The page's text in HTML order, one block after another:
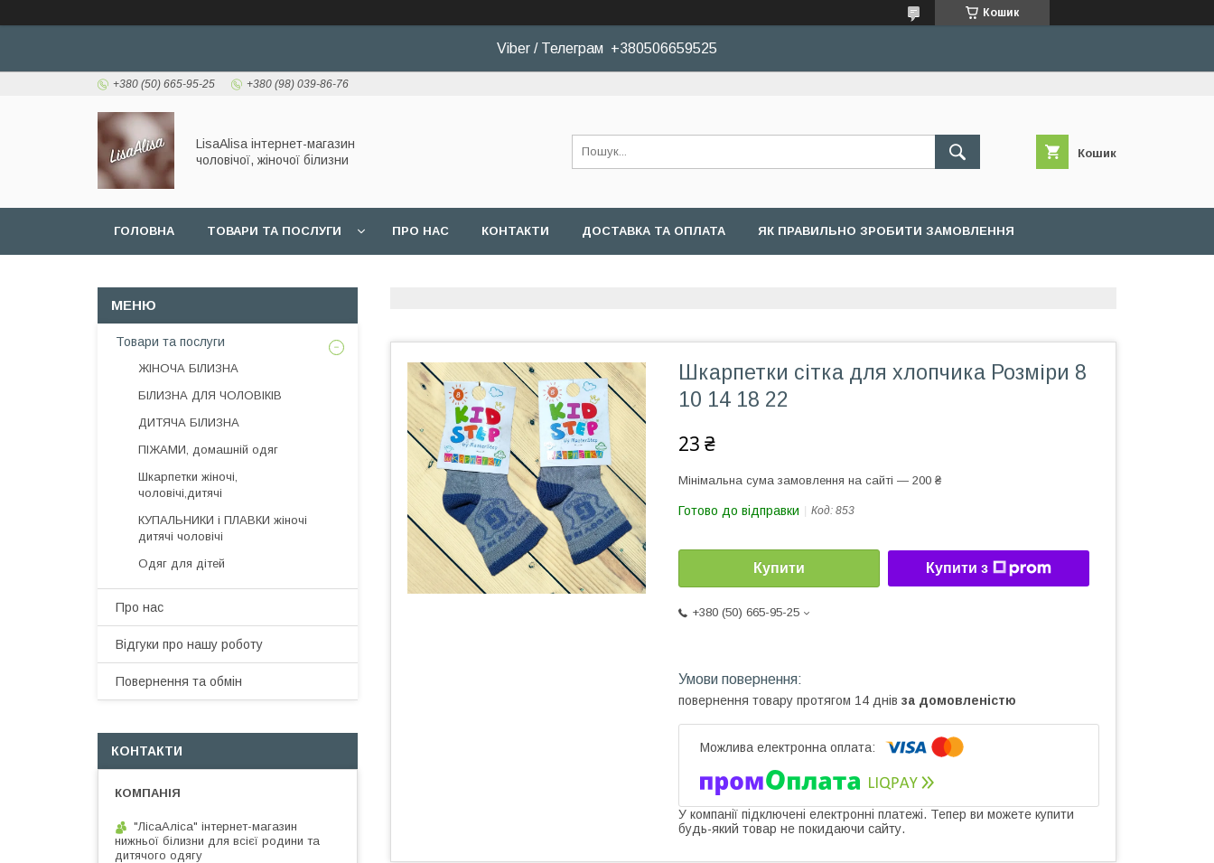
Кошик
Viber / Телеграм +380506659525
+380 (50) 665-95-25 +380 (98) 039-86-76
LisaAlisa інтернет-магазин
чоловічої, жіночої білизни
Кошик
ГОЛОВНА ТОВАРИ ТА ПОСЛУГИ ПРО НАС КОНТАКТИ ДОСТАВКА ТА ОПЛАТА ЯК ПРАВИЛЬНО ЗРОБИТИ ЗАМОВЛЕННЯ
Шкарпетки сітка для хлопчика Розміри 8
10 14 18 22
23 ₴
Мінімальна сума замовлення на сайті — 200 ₴
Готово до відправки Код: 853
Купити Купити з
+380 (50) 665-95-25
повернення товару протягом 14 днів за домовленістю
У компанії підключені електронні платежі. Тепер ви можете купити
будь-який товар не покидаючи сайту.
Товари та послуги
ЖІНОЧА БІЛИЗНА
БІЛИЗНА ДЛЯ ЧОЛОВІКІВ
ДИТЯЧА БІЛИЗНА
ПІЖАМИ, домашній одяг
Шкарпетки жіночі,
чоловічі,дитячі
КУПАЛЬНИКИ і ПЛАВКИ жіночі
дитячі чоловічі
Одяг для дітей
Про нас
Відгуки про нашу роботу
Повернення та обмін
КОНТАКТИ
"ЛісаАліса" інтернет-магазин
нижньої білизни для всієї родини та
дитячого одягу